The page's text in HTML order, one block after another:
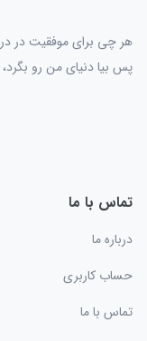
هر چی برای موفقیت در
پس بیا دنیای من رو
تماس با ما
درباره ما
حساب کاربری
تماس با ما